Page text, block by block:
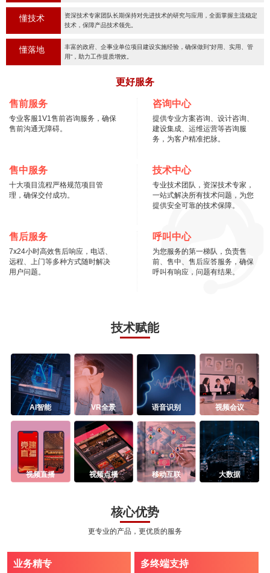
懂技术
资深技术专家团队长期保持对先进技术的研究与应用，全面掌握主流稳定
技术，保障产品技术领先。
懂落地
丰富的政府、企事业单位项目建设实施经验，确保做到“好用、实用、管
用“，助力工作提质增效。
更好服务
售前服务
专业客服1V1售前咨询服务，确保
售前沟通无障碍。
咨询中心
提供专业方案咨询、设计咨询、
建设集成、运维运营等咨询服
务，为客户精准把脉。
售中服务
十大项目流程严格规范项目管
理，确保交付成功。
技术中心
专业技术团队，资深技术专家，
一站式解决所有技术问题，为您
提供安全可靠的技术保障。
售后服务
7x24小时高效售后响应，电话、
远程、上门等多种方式随时解决
用户问题。
呼叫中心
为您服务的第一梯队，负责售
前、售中、售后应答服务，确保
呼叫有响应，问题有结果。
技术赋能
AI智能 VR全景 语音识别 视频会议
视频直播 视频点播 移动互联 大数据
核心优势
更专业的产品，更优质的服务
业务精专 多终端支持